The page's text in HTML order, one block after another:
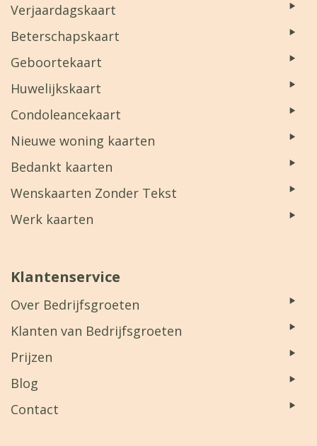
Verjaardagskaart
Beterschapskaart
Geboortekaart
Huwelijkskaart
Condoleancekaart
Nieuwe woning kaarten
Bedankt kaarten
Wenskaarten Zonder Tekst
Werk kaarten
Klantenservice
Over Bedrijfsgroeten
Klanten van Bedrijfsgroeten
Prijzen
Blog
Contact